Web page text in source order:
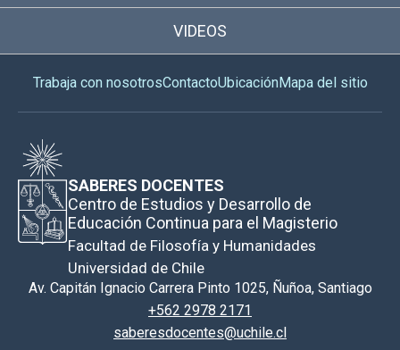
VIDEOS
Trabaja con nosotrosContactoUbicaciónMapa del sitio
SABERES DOCENTES
Centro de Estudios y Desarrollo de
Educación Continua para el Magisterio
Facultad de Filosofía y Humanidades
Universidad de Chile
Av. Capitán Ignacio Carrera Pinto 1025, Ñuñoa, Santiago
+562 2978 2171
saberesdocentes@uchile.cl